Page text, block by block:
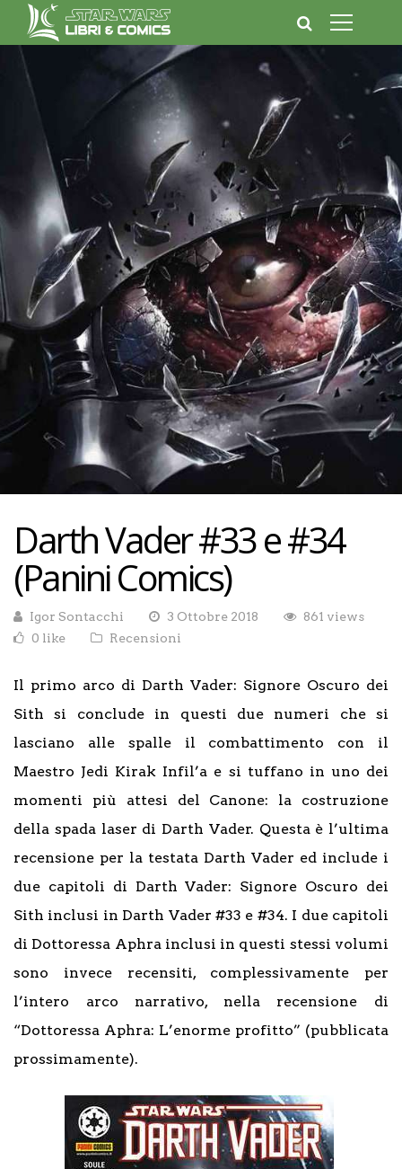
Darth Vader #33 e #34
(Panini Comics)
Igor Sontacchi 3 Ottobre 2018
861 views
0 like
Recensioni
Il primo arco di Darth Vader: Signore Oscuro dei
Sith si conclude in questi due numeri che si
lasciano alle spalle il combattimento con il
Maestro Jedi Kirak Infil’a e si tuffano in uno dei
momenti più attesi del Canone: la costruzione
della spada laser di Darth Vader. Questa è l’ultima
recensione per la testata Darth Vader ed include i
due capitoli di Darth Vader: Signore Oscuro dei
Sith inclusi in Darth Vader #33 e #34. I due capitoli
di Dottoressa Aphra inclusi in questi stessi volumi
sono invece recensiti, complessivamente per
l’intero arco narrativo, nella recensione di
“Dottoressa Aphra: L’enorme profitto” (pubblicata
prossimamente).